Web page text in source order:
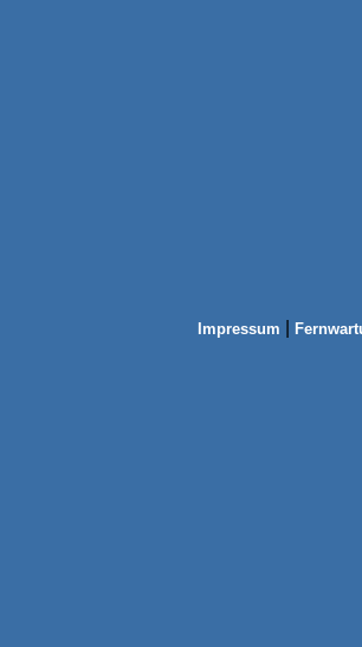
Impressum